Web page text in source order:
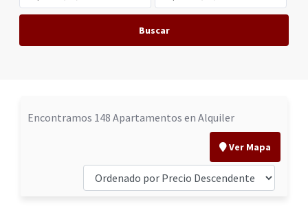
Buscar
Encontramos 148 Apartamentos en Alquiler
Ver Mapa